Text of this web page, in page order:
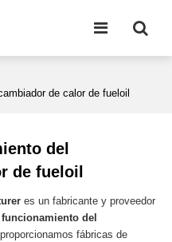
de calor de fueloil
del
de fueloil
es un fabricante y proveedor
del
fábricas de